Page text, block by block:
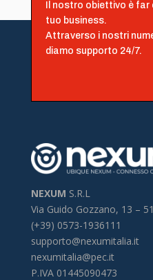
Il nostro obiettivo è far
tuo business.
Attraverso i nostri
diamo supporto 24/7.
NEXUM S.R.L
Via Guido Gozzano, 13 –
(+39) 0573-1936111
supporto@nexumitalia.it
nexumitalia@pec.it
P.IVA 01445090473